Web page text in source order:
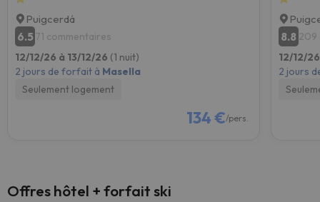
Puigcerdá
6.5 71 commentaires
12/12/26 à 13/12/26 (1 nuit)
2 jours de forfait à Masella
Seulement logement
134 €/pers.
8.8 209
12/12/
2 jours
Offres hôtel + forfait ski